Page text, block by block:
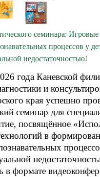
семинара:
процессов у
недостаточностью!
года Каневской
и
края успешно
семинар для
посвящённое
в
в формате